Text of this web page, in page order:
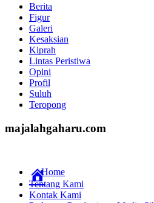
Berita
Figur
Galeri
Kesaksian
Kiprah
Lintas Peristiwa
Opini
Profil
Suluh
Teropong
majalahgaharu.com
Home
Tentang Kami
Kontak Kami